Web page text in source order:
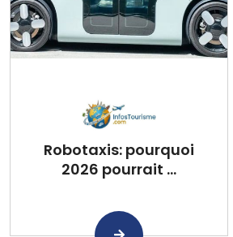
Robotaxis: pourquoi
2026 pourrait ...